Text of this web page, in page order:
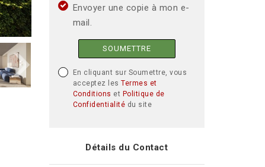
Envoyer une copie à mon e-
mail.
SOUMETTRE
En cliquant sur Soumettre, vous
acceptez les Termes et
Conditions et Politique de
Confidentialité du site
Détails du Contact